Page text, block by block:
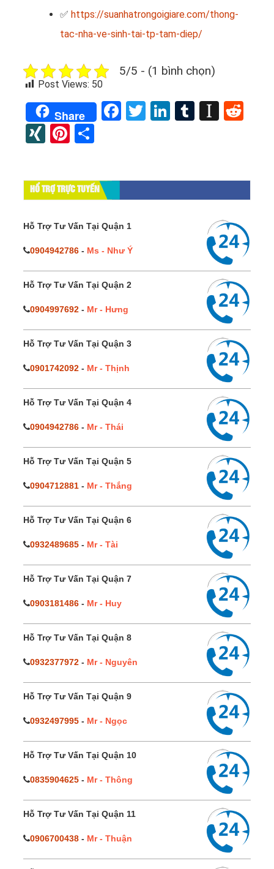
✅ https://suanhatrongoigiare.com/thong-
tac-nha-ve-sinh-tai-tp-tam-diep/
5/5 - (1 bình chọn)
Post Views: 50
Share Facebook
TwitterLinkedIn
Tumblr
XINGPinterest
HỔ TRỢ TRỰC TUYẾN
Hỗ Trợ Tư Vấn Tại Quận 1
0904942786 - Ms - Như Ý
Hỗ Trợ Tư Vấn Tại Quận 2
0904997692 - Mr - Hưng
Hỗ Trợ Tư Vấn Tại Quận 3
0901742092 - Mr - Thịnh
Hỗ Trợ Tư Vấn Tại Quận 4
0904942786 - Mr - Thái
Hỗ Trợ Tư Vấn Tại Quận 5
0904712881 - Mr - Thắng
Hỗ Trợ Tư Vấn Tại Quận 6
0932489685 - Mr - Tài
Hỗ Trợ Tư Vấn Tại Quận 7
0903181486 - Mr - Huy
Hỗ Trợ Tư Vấn Tại Quận 8
0932377972 - Mr - Nguyên
Hỗ Trợ Tư Vấn Tại Quận 9
0932497995 - Mr - Ngọc
Hỗ Trợ Tư Vấn Tại Quận 10
0835904625 - Mr - Thông
Hỗ Trợ Tư Vấn Tại Quận 11
0906700438 - Mr - Thuận